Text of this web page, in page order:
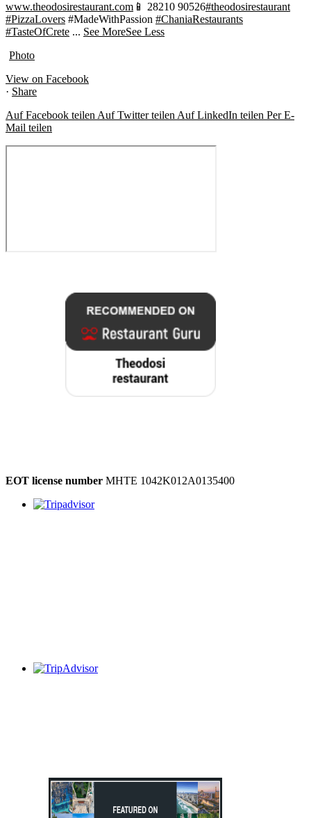
www.theodosirestaurant.com 📱 28210 90526#theodosirestaurant
#PizzaLovers #MadeWithPassion #ChaniaRestaurants
#TasteOfCrete ... See MoreSee Less
Photo
View on Facebook
· Share
Auf Facebook teilenAuf Twitter teilenAuf LinkedIn teilen Per E-
Mail teilen
EOT license number MHTE 1042K012A0135400